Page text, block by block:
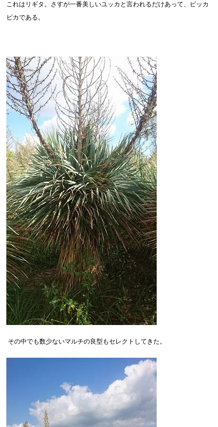
これはリギタ。さすが一番美しいユッカと言われるだけあって、ピッカ
ピカである。
その中でも数少ないマルチの良型もセレクトしてきた。